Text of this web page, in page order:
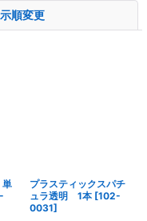
順変更
プラスティックスパチ
ュラ透明 1本 [102-
0031]